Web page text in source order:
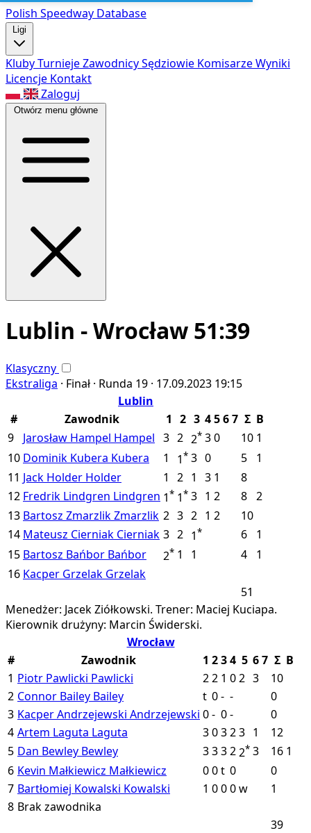
Polish Speedway Database
Ligi
KlubyTurniejeZawodnicySędziowie KomisarzeWyniki
Licencje Kontakt
Zaloguj
Otwórz menu główne
Lublin - Wrocław 51:39
Klasyczny
Ekstraliga · Finał · Runda 19 · 17.09.2023 19:15
Lublin
#
Zawodnik 1 2 3 4567 Σ B
9
Jarosław Hampel Hampel 3 2 2* 30 10 1
10 Dominik Kubera Kubera 1 1* 3 0 5
1
11 Jack Holder Holder 1 2 1 3 1
8
12 Fredrik Lindgren Lindgren 1* 1* 3 1 2 8 2
13 Bartosz ZmarzlikZmarzlik 2 3 2 1 2
10
14 Mateusz Cierniak Cierniak 3 2 1* 6
1
15 Bartosz Bańbor Bańbor 2* 1 1 4
1
16 Kacper Grzelak Grzelak
51
Menedżer: Jacek Ziółkowski. Trener: Maciej Kuciapa.
Kierownik drużyny: Marcin Świderski.
Wrocław
#
Zawodnik 1 234 5 67 Σ B
1 Piotr Pawlicki Pawlicki 22 1 02 3
10
2 Connor Bailey Bailey t 0- -
0
3 Kacper Andrzejewski Andrzejewski 0- 0-
0
4 Artem Laguta Laguta 30323 1
12
5 Dan Bewley Bewley 33322* 3 16 1
6 Kevin Małkiewicz Małkiewicz 00t 0
0
7 Bartłomiej Kowalski Kowalski 1 000w
1
8 Brak zawodnika
39